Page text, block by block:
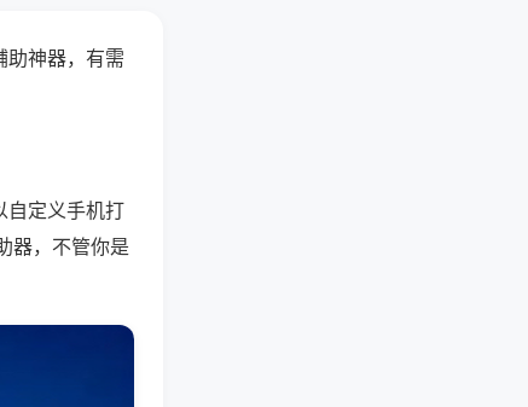
助神器，有需
自定义手机打
器，不管你是